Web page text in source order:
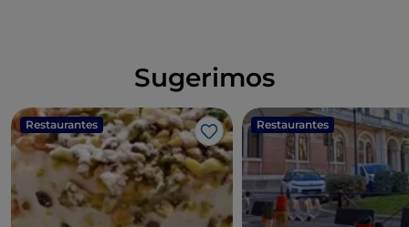
Sugerimos
Restaurantes
Me gusta
Restaurantes